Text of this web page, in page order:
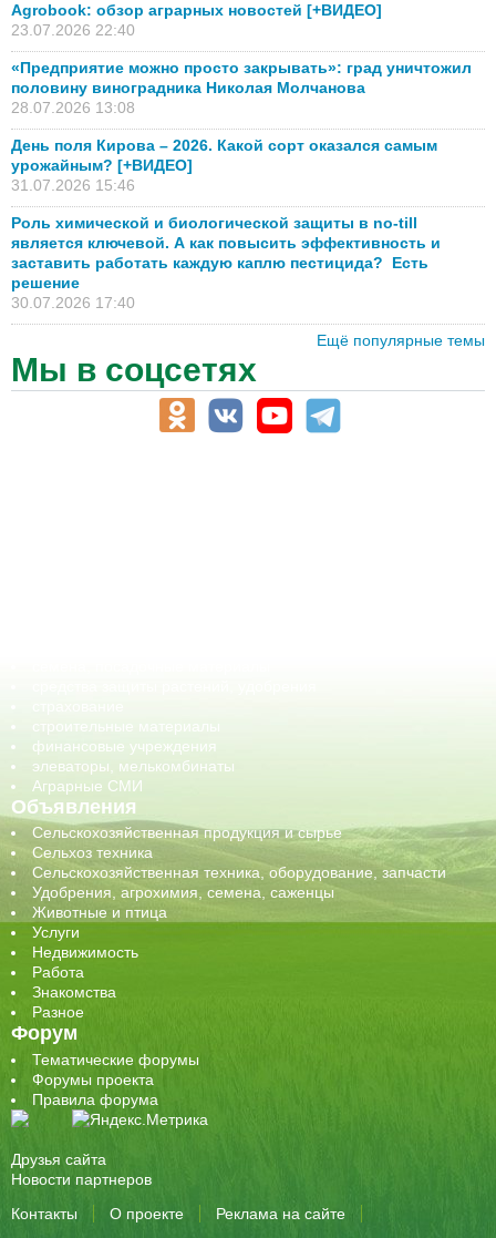
Agrobook: обзор аграрных новостей [+ВИДЕО]
23.07.2026 22:40
«Предприятие можно просто закрывать»: град уничтожил
половину виноградника Николая Молчанова
28.07.2026 13:08
День поля Кирова – 2026. Какой сорт оказался самым
урожайным? [+ВИДЕО]
31.07.2026 15:46
Роль химической и биологической защиты в no-till
является ключевой. А как повысить эффективность и
заставить работать каждую каплю пестицида? Есть
решение
30.07.2026 17:40
Ещё популярные темы
Мы в соцсетях
строительные материалы
финансовые учреждения
элеваторы, мелькомбинаты
Аграрные СМИ
Объявления
Сельскохозяйственная продукция и сырье
Сельхоз техника
Сельскохозяйственная техника, оборудование, запчасти
Удобрения, агрохимия, семена, саженцы
Животные и птица
Услуги
Недвижимость
Работа
Знакомства
Разное
Форум
Тематические форумы
Форумы проекта
Правила форума
Друзья сайта
Новости партнеров
Контакты
О проекте Реклама на сайте